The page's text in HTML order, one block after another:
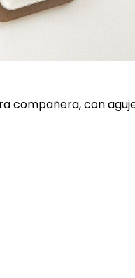
compañera, con